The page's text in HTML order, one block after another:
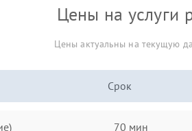
Цены на услуги
Цены актуальны на текущую
Срок
70 мин